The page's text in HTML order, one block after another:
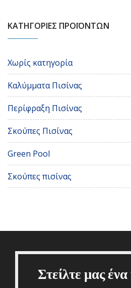
ΚΑΤΗΓΟΡΙΕΣ ΠΡΟΪΟΝΤΩΝ
Χωρίς κατηγορία
Καλύμματα Πισίνας
Περίφραξη Πισίνας
Σκούπες Πισίνας
Green Pool
Σκούπες πισίνας
Στείλτε μας